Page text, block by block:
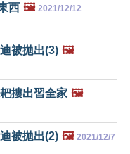
西 🖼️ 2021/12/12
被拋出(3) 🖼️
摟出習全家 🖼️
被拋出(2) 🖼️ 2021/12/7